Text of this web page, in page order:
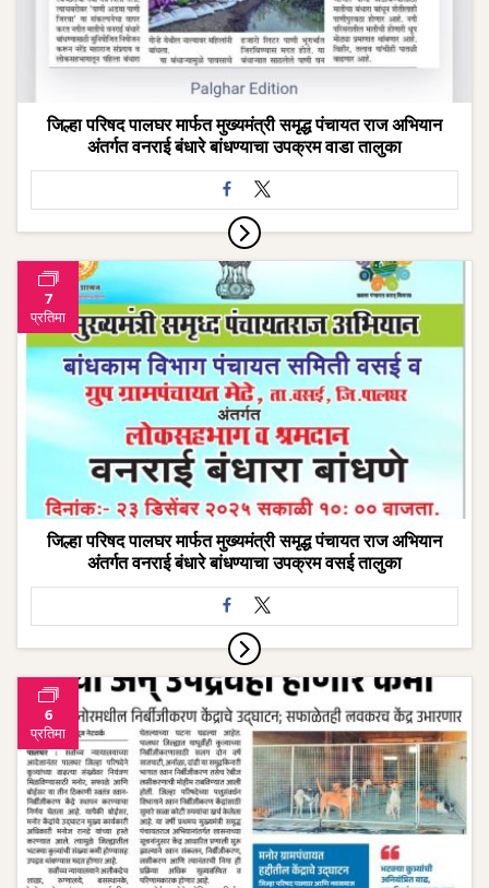
जिल्हा परिषद पालघर मार्फत मुख्यमंत्री समृद्ध पंचायत राज अभियान
अंतर्गत वनराई बंधारे बांधण्याचा उपक्रम वाडा तालुका
7
प्रतिमा
जिल्हा परिषद पालघर मार्फत मुख्यमंत्री समृद्ध पंचायत राज अभियान
अंतर्गत वनराई बंधारे बांधण्याचा उपक्रम वसई तालुका
6
प्रतिमा